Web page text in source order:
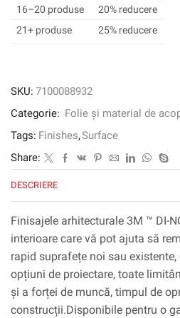
1685,
1220
m
16–20 produse
20% reducere
21+ produse
25% reducere
SKU: 7100088932
Categorie: Folie și material de
Tags: Finishes,Surface
Share:
DESCRIERE
Finisajele arhitecturale 3M ™ DI-
interioare care vă pot ajuta să
rapid suprafețe noi sau
opțiuni de proiectare, toate
și a forței de muncă, timpul de
construcții.Disponibile pentru o